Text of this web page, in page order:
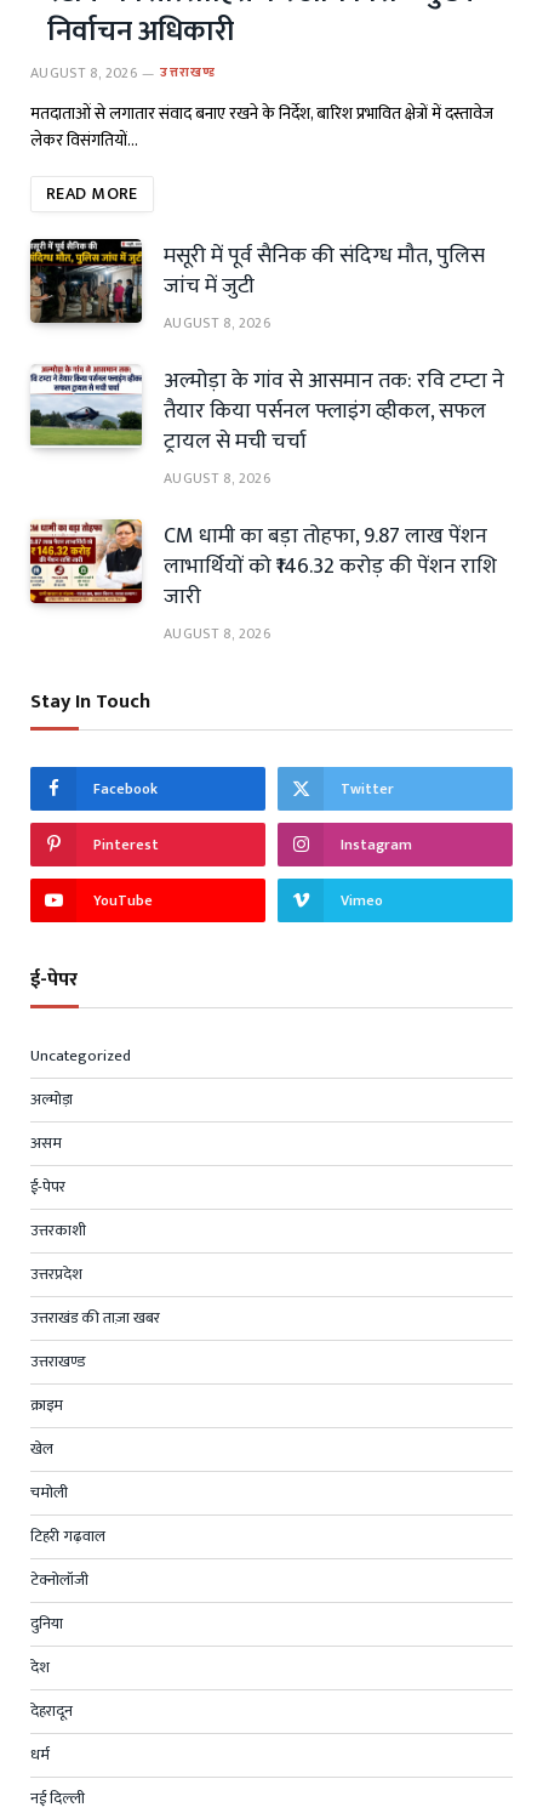
निर्वाचन अधिकारी
AUGUST 8, 2026 उत्तराखण्ड
मतदाताओं से लगातार संवाद बनाए रखने के निर्देश, बारिश प्रभावित क्षेत्रों में दस्तावेज
लेकर विसंगतियों…
READ MORE
मसूरी में पूर्व सैनिक की संदिग्ध मौत, पुलिस
जांच में जुटी
AUGUST 8, 2026
अल्मोड़ा के गांव से आसमान तक: रवि टम्टा ने
तैयार किया पर्सनल फ्लाइंग व्हीकल, सफल
ट्रायल से मची चर्चा
AUGUST 8, 2026
CM धामी का बड़ा तोहफा, 9.87 लाख पेंशन
लाभार्थियों को ₹146.32 करोड़ की पेंशन राशि
जारी
AUGUST 8, 2026
Stay In Touch
Facebook Twitter
Pinterest Instagram
YouTube Vimeo
ई-पेपर
Uncategorized
अल्मोड़ा
असम
ई-पेपर
उत्तरकाशी
उत्तरप्रदेश
उत्तराखंड की ताज़ा खबर
उत्तराखण्ड
क्राइम
खेल
चमोली
टिहरी गढ़वाल
टेक्नोलॉजी
दुनिया
देश
देहरादून
धर्म
नई दिल्ली